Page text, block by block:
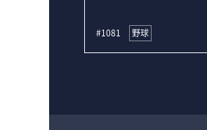
#1081 野球